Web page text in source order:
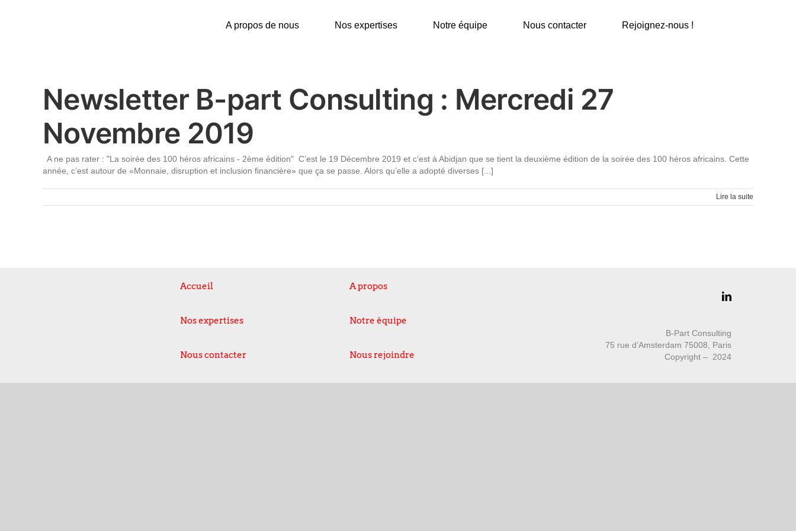
A propos de nous Nos expertises Notre équipe Nous contacter Rejoignez-nous !
Newsletter B-part Consulting : Mercredi 27
Novembre 2019
A ne pas rater : "La soirée des 100 héros africains - 2ème édition" C’est le 19 Décembre 2019 et c’est à Abidjan que se tient la deuxième édition de la soirée des 100 héros africains. Cette
année, c’est autour de «Monnaie, disruption et inclusion financière» que ça se passe. Alors qu’elle a adopté diverses [...]
Lire la suite
Accueil A propos
Nos expertises Notre équipe
Nous contacter Nous rejoindre
B-Part Consulting
75 rue d’Amsterdam 75008, Paris
Copyright – 2024